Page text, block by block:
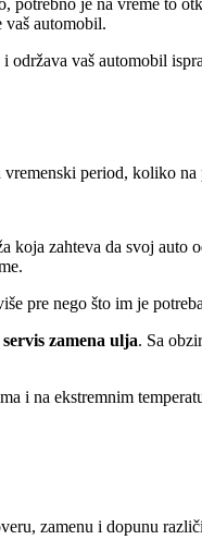
potrebno je na vreme to
vaš automobil.
i održava vaš automobil
period, koliko na
koja zahteva da svoj
pre nego što im je
zamena ulja. Sa
i na ekstremnim
zamenu i dopunu